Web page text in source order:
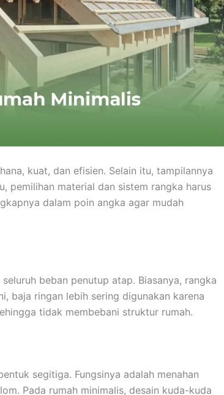
kuat, dan efisien. Selain itu, tampilannya
pemilihan material dan sistem rangka harus
dalam poin angka agar mudah
beban penutup atap. Biasanya, rangka
baja ringan lebih sering digunakan karena
tidak membebani struktur rumah.
segitiga. Fungsinya adalah menahan
Pada rumah minimalis, desain kuda-kuda